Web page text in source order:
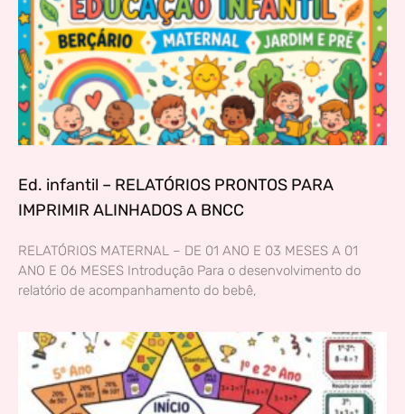
Ed. infantil – RELATÓRIOS PRONTOS PARA
IMPRIMIR ALINHADOS A BNCC
RELATÓRIOS MATERNAL – DE 01 ANO E 03 MESES A 01
ANO E 06 MESES Introdução Para o desenvolvimento do
relatório de acompanhamento do bebê,